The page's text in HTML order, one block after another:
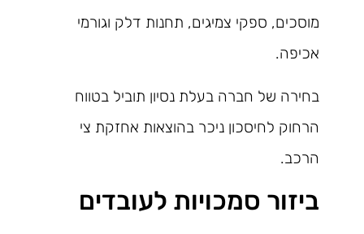
מוסכים, ספקי צמיגים, תחנות דלק וגורמי
אכיפה.
בחירה של חברה בעלת נסיון תוביל בטווח
הרחוק לחיסכון ניכר בהוצאות אחזקת צי
הרכב.
ביזור סמכויות לעובדים